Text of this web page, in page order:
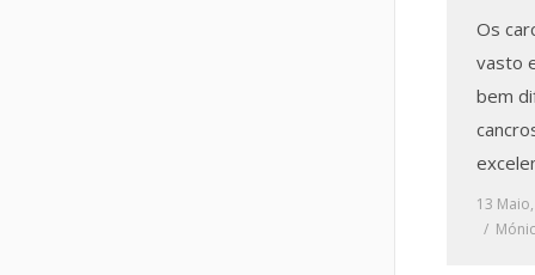
Os
vasto
bem
13